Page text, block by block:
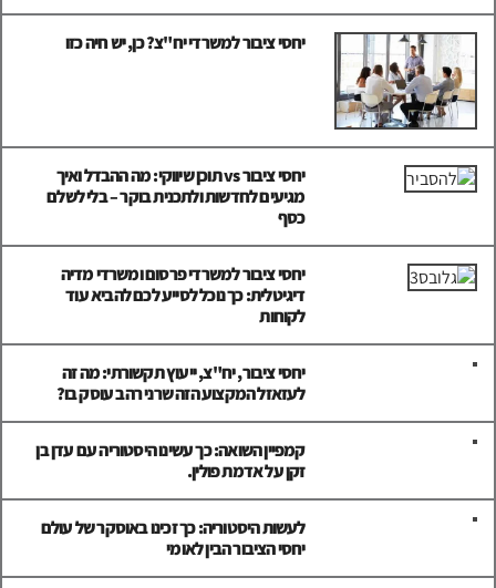
יחסי ציבור למשרדי יח"צ? כן, יש חיה כזו
יחסי ציבור vs תוכן שיווקי: מה ההבדל ואיך
מגיעים לחדשות ולתכנית בוקר – בלי לשלם
כסף
יחסי ציבור למשרדי פרסום ומשרדי מדיה
דיגיטלית: כך נוכל לסייע לכם להביא עוד
לקוחות
יחסי ציבור, יח"צ, ייעוץ תקשורתי: מה זה
לעזאזל המקצוע הזה שרני רהב עוסק בו?
קמפיין השואה: כך עשינו היסטוריה עם עדן בן
זקן על אדמת פולין.
לעשות היסטוריה: כך זכינו באוסקר של עולם
יחסי הציבור הבין לאומי